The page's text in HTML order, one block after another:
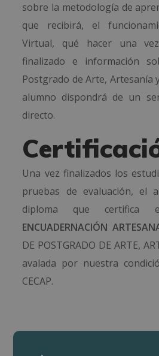
sobre la metodología de
que recibirá, el
Virtual, qué hacer una
finalizado e información
Postgrado de Arte, Artesanía
alumno dispondrá de un
directo.
Una vez finalizados los
pruebas de evaluación, el
diploma que certifica
ENCUADERNACIÓN
DE POSTGRADO DE ARTE,
avalada por nuestra
CECAP.